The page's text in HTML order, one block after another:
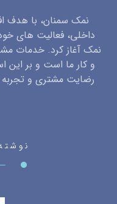
نمک سمنان، با هدف
داخلی، فعالیت های
نمک آغاز کرد. خدمات
و کار ما است و بر
رضایت مشتری و